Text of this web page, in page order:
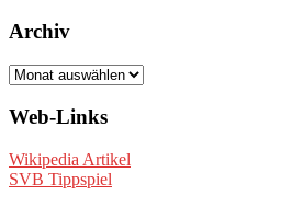
Archiv
Archiv
Web-Links
Wikipedia Artikel
SVB Tippspiel